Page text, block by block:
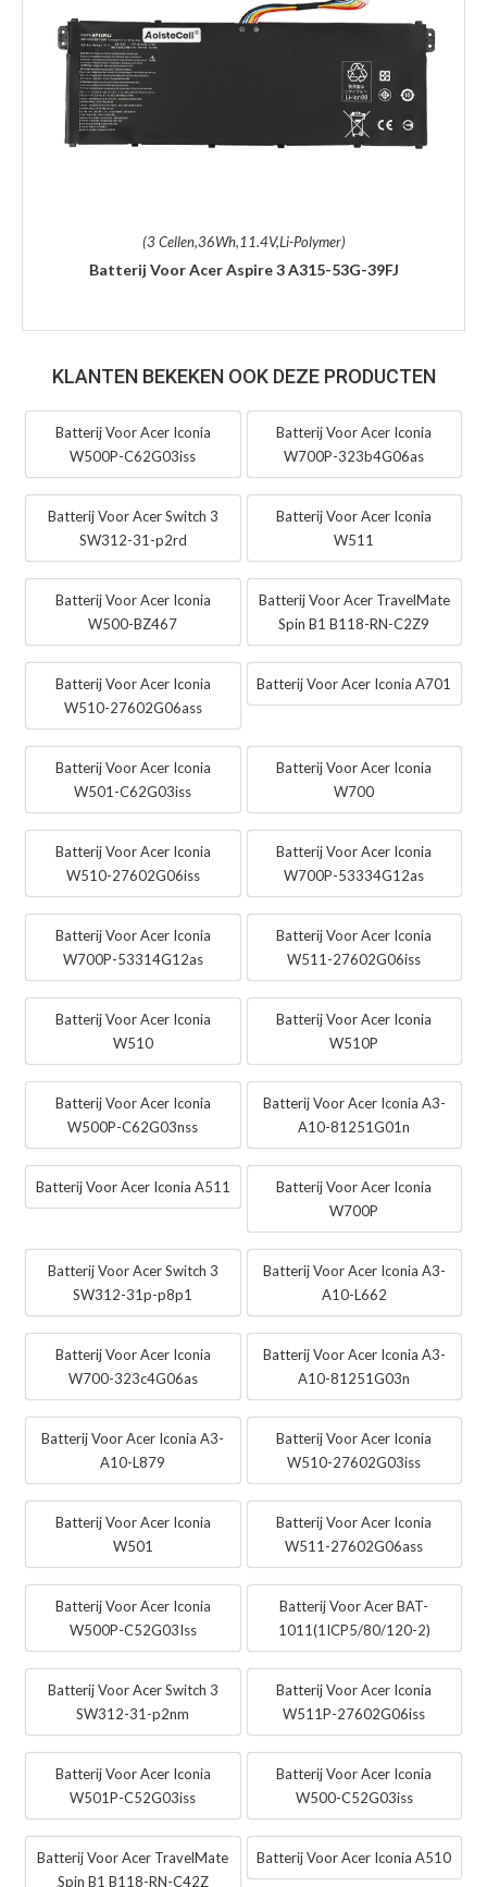
(3 Cellen,36Wh,11.4V,Li-Polymer)
Batterij Voor Acer Aspire 3 A315-53G-39FJ
KLANTEN BEKEKEN OOK DEZE PRODUCTEN
Batterij Voor Acer Iconia
W500P-C62G03iss
Batterij Voor Acer Iconia
W700P-323b4G06as
Batterij Voor Acer Switch 3
SW312-31-p2rd
Batterij Voor Acer Iconia
W511
Batterij Voor Acer Iconia
W500-BZ467
Batterij Voor Acer TravelMate
Spin B1 B118-RN-C2Z9
Batterij Voor Acer Iconia
W510-27602G06ass
Batterij Voor Acer Iconia A701
Batterij Voor Acer Iconia
W501-C62G03iss
Batterij Voor Acer Iconia
W700
Batterij Voor Acer Iconia
W510-27602G06iss
Batterij Voor Acer Iconia
W700P-53334G12as
Batterij Voor Acer Iconia
W700P-53314G12as
Batterij Voor Acer Iconia
W511-27602G06iss
Batterij Voor Acer Iconia
W510
Batterij Voor Acer Iconia
W510P
Batterij Voor Acer Iconia
W500P-C62G03nss
Batterij Voor Acer Iconia A3-
A10-81251G01n
Batterij Voor Acer Iconia A511
Batterij Voor Acer Iconia
W700P
Batterij Voor Acer Switch 3
SW312-31p-p8p1
Batterij Voor Acer Iconia A3-
A10-L662
Batterij Voor Acer Iconia
W700-323c4G06as
Batterij Voor Acer Iconia A3-
A10-81251G03n
Batterij Voor Acer Iconia A3-
A10-L879
Batterij Voor Acer Iconia
W510-27602G03iss
Batterij Voor Acer Iconia
W501
Batterij Voor Acer Iconia
W511-27602G06ass
Batterij Voor Acer Iconia
W500P-C52G03Iss
Batterij Voor Acer BAT-
1011(1ICP5/80/120-2)
Batterij Voor Acer Switch 3
SW312-31-p2nm
Batterij Voor Acer Iconia
W511P-27602G06iss
Batterij Voor Acer Iconia
W501P-C52G03iss
Batterij Voor Acer Iconia
W500-C52G03iss
Batterij Voor Acer TravelMate
Spin B1 B118-RN-C42Z
Batterij Voor Acer Iconia A510